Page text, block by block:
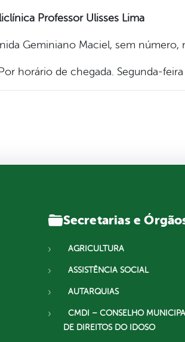
Professor Ulisses Lima
Geminiano Maciel, sem número,
horário de chegada. Segunda-
Secretarias e
AGRICULTURA
ASSISTÊNCIA SOCIAL
AUTARQUIAS
CMDI – CONSELHO
DE DIREITOS DO IDOSO